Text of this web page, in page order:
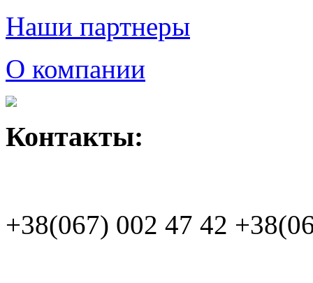
Наши партнеры
О компании
Контакты:
+38(067) 002 47 42